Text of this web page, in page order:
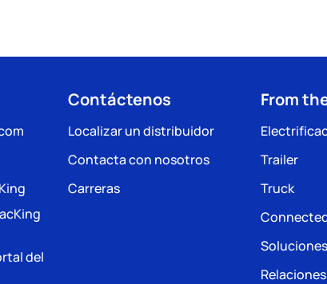
del
Contáctenos
Localizar un distribuidor
Contacta con nosotros
Carreras
From
Trailer
Truck